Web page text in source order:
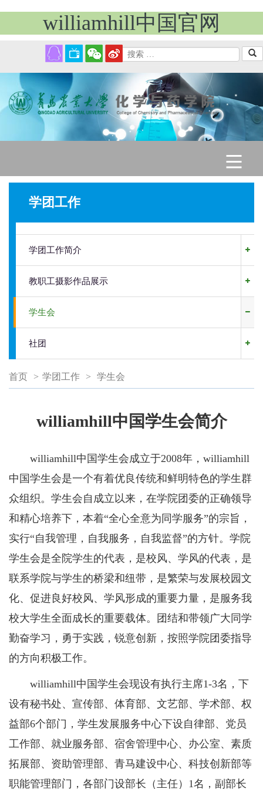
williamhill中国官网
学团工作
招生就业
社会服务
工程教育认证
学团工作
学团工作简介
教职工摄影作品展示
学生会
社团
首页 > 学团工作 > 学生会
williamhill中国学生会简介
williamhill中国学生会成立于2008年，williamhill
中国学生会是一个有着优良传统和鲜明特色的学生群
众组织。学生会自成立以来，在学院团委的正确领导
和精心培养下，本着“全心全意为同学服务”的宗旨，
实行“自我管理，自我服务，自我监督”的方针。学院
学生会是全院学生的代表，是校风、学风的代表，是
联系学院与学生的桥梁和纽带，是繁荣与发展校园文
化、促进良好校风、学风形成的重要力量，是服务我
校大学生全面成长的重要载体。团结和带领广大同学
勤奋学习，勇于实践，锐意创新，按照学院团委指导
的方向积极工作。
williamhill中国学生会现设有执行主席1-3名，下
设有秘书处、宣传部、体育部、文艺部、学术部、权
益部6个部门，学生发展服务中心下设自律部、党员
工作部、就业服务部、宿舍管理中心、办公室、素质
拓展部、资助管理部、青马建设中心、科技创新部等
职能管理部门，各部门设部长（主任）1名，副部长